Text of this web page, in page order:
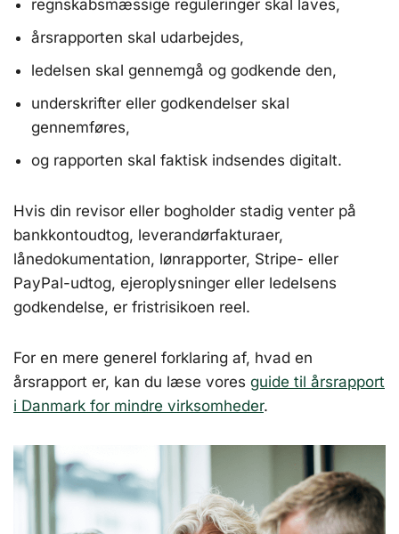
regnskabsmæssige reguleringer skal laves,
årsrapporten skal udarbejdes,
ledelsen skal gennemgå og godkende den,
underskrifter eller godkendelser skal
gennemføres,
og rapporten skal faktisk indsendes digitalt.
Hvis din revisor eller bogholder stadig venter på
bankkontoudtog, leverandørfakturaer,
lånedokumentation, lønrapporter, Stripe- eller
PayPal-udtog, ejeroplysninger eller ledelsens
godkendelse, er fristrisikoen reel.
For en mere generel forklaring af, hvad en
årsrapport er, kan du læse vores guide til årsrapport
i Danmark for mindre virksomheder.